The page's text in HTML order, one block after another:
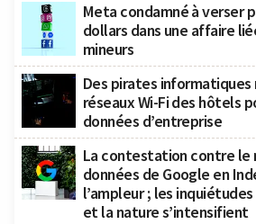
Meta condamné à verser
dollars dans une affaire
mineurs
Des pirates
réseaux Wi-Fi des hôtels
données d’entreprise
La contestation contre le
données de Google en
l’ampleur ; les
et la nature s’intensifient